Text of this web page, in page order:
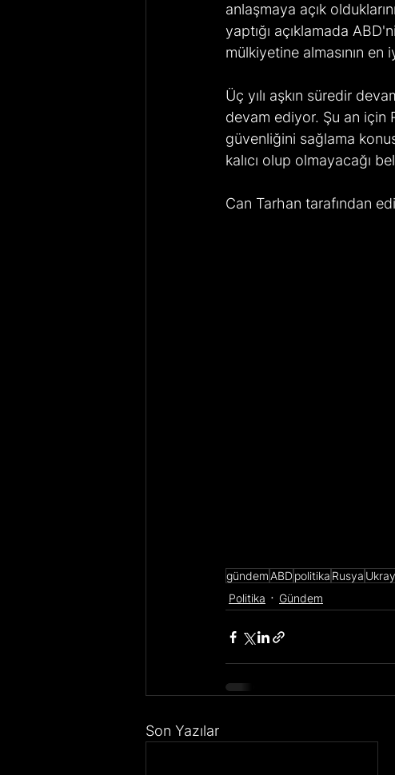
anlaşmaya açık
yaptığı açıklamada
mülkiyetine almasının
Üç yılı aşkın süredir
devam ediyor. Şu an için
güvenliğini sağlama
kalıcı olup olmayacağı
Can Tarhan tarafından
gündem ABDpolitika Rusya
Politika
Gündem
Son Yazılar